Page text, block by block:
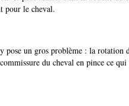
pour le cheval.
pose un gros problème : la rotation
du cheval en pince ce